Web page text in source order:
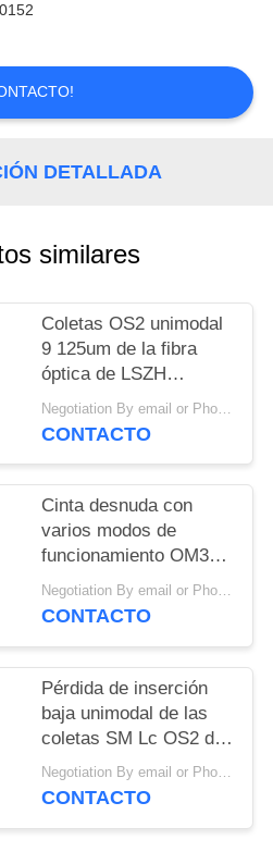
DETALLADA
similares
Coletas OS2 unimodal
9 125um de la fibra
óptica de LSZH
1310nm SM Lc
Negotiation By email or Phone Call MOQ:El refrán de MOQ es 10pcs
CONTACTO
Cinta desnuda con
varios modos de
funcionamiento OM3
Fanouit de la coleta de
la fibra óptica del ST
Negotiation By email or Phone Call MOQ:El refrán de MOQ es 10pcs
CONTACTO
Pérdida de inserción
baja unimodal de las
coletas SM Lc OS2 de
la fibra óptica de LSZHNegotiation By email or Phone Call MOQ:El refrán de MOQ es 10pcs
CONTACTO